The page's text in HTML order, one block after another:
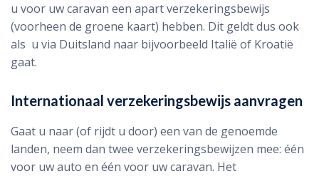
u voor uw caravan een apart verzekeringsbewijs
(voorheen de groene kaart) hebben. Dit geldt dus ook
als u via Duitsland naar bijvoorbeeld Italië of Kroatië
gaat.
Internationaal verzekeringsbewijs aanvragen
Gaat u naar (of rijdt u door) een van de genoemde
landen, neem dan twee verzekeringsbewijzen mee: één
voor uw auto en één voor uw caravan. Het